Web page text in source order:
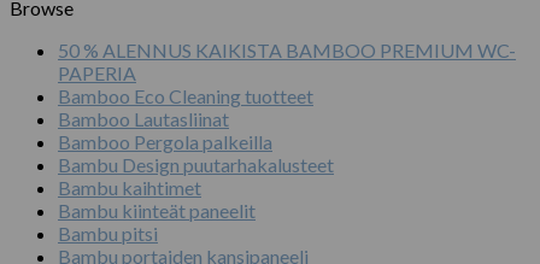
Browse
50 % ALENNUS KAIKISTA BAMBOO PREMIUM WC-
PAPERIA
Bamboo Eco Cleaning tuotteet
Bamboo Lautasliinat
Bamboo Pergola palkeilla
Bambu Design puutarhakalusteet
Bambu kaihtimet
Bambu kiinteät paneelit
Bambu pitsi
Bambu portaiden kansipaneeli